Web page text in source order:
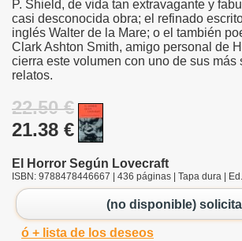
P. Shield, de vida tan extravagante y
casi desconocida obra; el refinado
inglés Walter de la Mare; o el también
Clark Ashton Smith, amigo personal de
cierra este volumen con uno de sus más
relatos.
22.50 €
21.38 €
El Horror Según Lovecraft
ISBN: 9788478446667 | 436 páginas | Tapa dura |
(no disponible)
ó + lista de los deseos